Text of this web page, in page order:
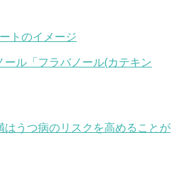
ル「フラバノール(カテキン
はうつ病のリスクを高めることが